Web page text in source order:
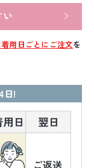
用日ごとにご注文を
日!